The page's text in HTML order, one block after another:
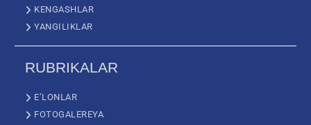
KENGASHLAR
YANGILIKLAR
RUBRIKALAR
E’LONLAR
FOTOGALEREYA